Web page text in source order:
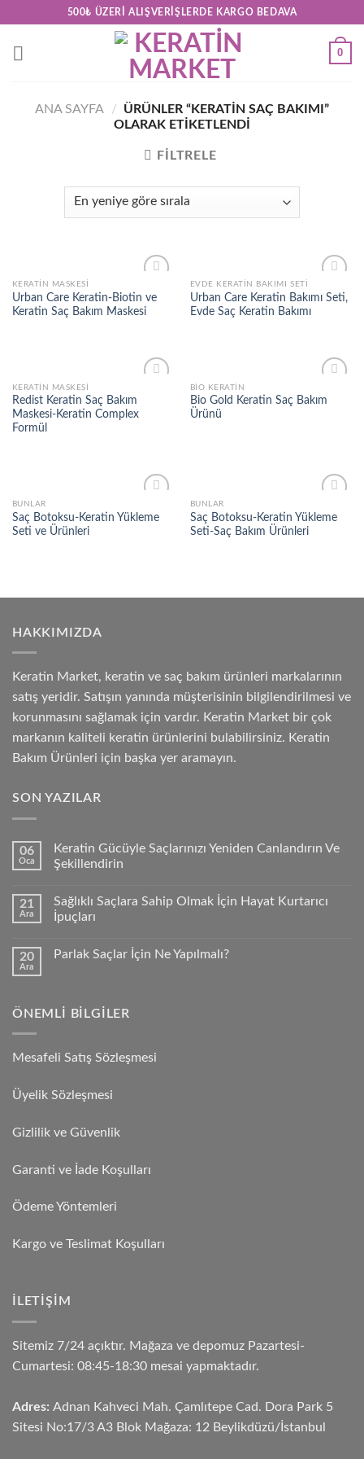
content
500₺ ÜZERI ALIŞVERIŞLERDE KARGO BEDAVA
0
ANA SAYFA /
ÜRÜNLER “KERATIN SAÇ BAKIMI”
OLARAK ETIKETLENDI
FILTRELE
wishlist
KERATIN MASKESI
Urban Care Keratin-Biotin ve
Keratin Saç Bakım Maskesi
Add to
wishlist
EVDE KERATIN BAKIMI SETI
Urban Care Keratin Bakımı Seti,
Evde Saç Keratin Bakımı
wishlist
KERATIN MASKESI
Redist Keratin Saç Bakım
Maskesi-Keratin Complex
Formül
wishlist
BIO KERATIN
Bio Gold Keratin Saç Bakım
Ürünü
Add to
wishlist
BUNLAR
Saç Botoksu-Keratin Yükleme
Seti ve Ürünleri
Add to
wishlist
BUNLAR
Saç Botoksu-Keratin Yükleme
Seti-Saç Bakım Ürünleri
HAKKIMIZDA
Keratin Market, keratin ve saç bakım ürünleri markalarının
satış yeridir. Satışın yanında müşterisinin bilgilendirilmesi ve
korunmasını sağlamak için vardır. Keratin Market bir çok
markanın kaliteli keratin ürünlerini bulabilirsiniz. Keratin
Bakım Ürünleri için başka yer aramayın.
SON YAZILAR
06
Oca
Keratin Gücüyle Saçlarınızı Yeniden Canlandırın Ve
Şekillendirin
21
Ara
Sağlıklı Saçlara Sahip Olmak İçin Hayat Kurtarıcı
İpuçları
20
Ara
Parlak Saçlar İçin Ne Yapılmalı?
ÖNEMLI BILGILER
Mesafeli Satış Sözleşmesi
Üyelik Sözleşmesi
Gizlilik ve Güvenlik
Garanti ve İade Koşulları
Ödeme Yöntemleri
Kargo ve Teslimat Koşulları
İLETIŞIM
Sitemiz 7/24 açıktır. Mağaza ve depomuz Pazartesi-
Cumartesi: 08:45-18:30 mesai yapmaktadır.
Adres: Adnan Kahveci Mah. Çamlıtepe Cad. Dora Park 5
Sitesi No:17/3 A3 Blok Mağaza: 12 Beylikdüzü/İstanbul